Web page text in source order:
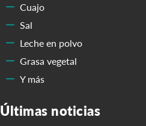
Cuajo
Sal
Leche en polvo
Grasa vegetal
Y más
Últimas noticias